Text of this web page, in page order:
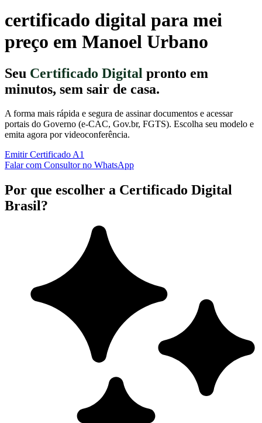
certificado digital para mei
preço em Manoel Urbano
Seu Certificado Digital pronto em
minutos, sem sair de casa.
A forma mais rápida e segura de assinar documentos e acessar
portais do Governo (e-CAC, Gov.br, FGTS). Escolha seu modelo e
emita agora por videoconferência.
Emitir Certificado A1
Falar com Consultor no WhatsApp
Por que escolher a Certificado Digital
Brasil?